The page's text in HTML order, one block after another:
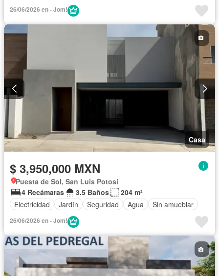
26/06/2026 en - Jom!
Casa
$ 3,950,000 MXN
Puesta de Sol, San Luis Potosí
4 Recámaras
3.5 Baños
204 m²
Electricidad
Jardín Seguridad Agua Sin amueblar
26/06/2026 en - Jom!